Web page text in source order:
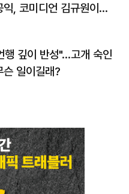
, 코미디언 김규원이었
행 깊이 반성"…고개 숙인
슨 일이길래?